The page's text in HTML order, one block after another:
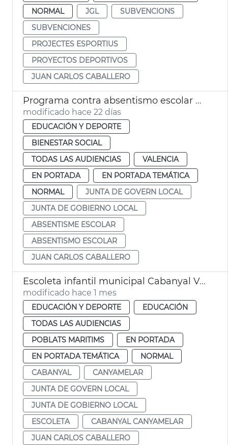
NORMAL
JGL
SUBVENCIONS
SUBVENCIONES
PROJECTES ESPORTIUS
PROYECTOS DEPORTIVOS
JUAN CARLOS CABALLERO
Programa contra absentismo escolar València
modificado hace 22 días
EDUCACIÓN Y DEPORTE
BIENESTAR SOCIAL
TODAS LAS AUDIENCIAS
VALENCIA
EN PORTADA
EN PORTADA TEMÁTICA
NORMAL
JUNTA DE GOVERN LOCAL
JUNTA DE GOBIERNO LOCAL
ABSENTISME ESCOLAR
ABSENTISMO ESCOLAR
JUAN CARLOS CABALLERO
Escoleta infantil municipal Cabanyal València
modificado hace 1 mes
EDUCACIÓN Y DEPORTE
EDUCACIÓN
TODAS LAS AUDIENCIAS
POBLATS MARITIMS
EN PORTADA
EN PORTADA TEMÁTICA
NORMAL
CABANYAL
CANYAMELAR
JUNTA DE GOVERN LOCAL
JUNTA DE GOBIERNO LOCAL
ESCOLETA
CABANYAL CANYAMELAR
JUAN CARLOS CABALLERO